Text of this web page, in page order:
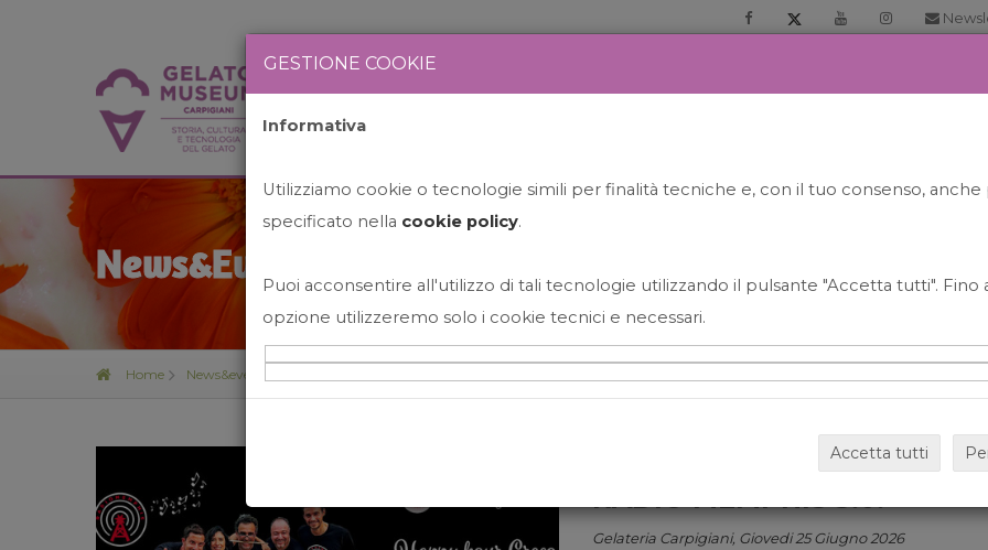
News&Events
Home News&events
HAPPY HOUR GRECO CON
RADIO MEMPHIS 3.0.
Gelateria Carpigiani, Giovedi 25 Giugno 2026
GESTIONE COOKIE
Informativa
Utilizziamo cookie o tecnologie simili per finalità tecniche e, con il tuo consenso,
specificato nella cookie policy.
Puoi acconsentire all'utilizzo di tali tecnologie utilizzando il pulsante "Accetta tutti". Fino
opzione utilizzeremo solo i cookie tecnici e necessari.
Accetta tutti